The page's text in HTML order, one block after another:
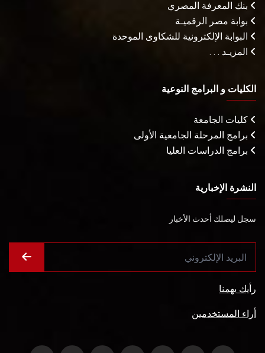
بنك المعرفة المصري
بوابة مصر الرقميـة
البوابة الإلكترونية للشكاوى الموحدة
المزيـد . . .
الكليات و البرامج النوعية
كليات الجامعة
برامج المرحلة الجامعية الأولى
برامج الدراسات العليا
النشرة الإخبارية
سجل ليصلك أحدث الأخبار
رأيك يهمنا
أراء المستخدمين